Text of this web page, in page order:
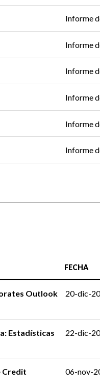
Informe
Informe
Informe
Informe
Informe
Informe
FECHA
Outlook
20-dic-
Estadísticas
22-dic-
Credit
06-nov-